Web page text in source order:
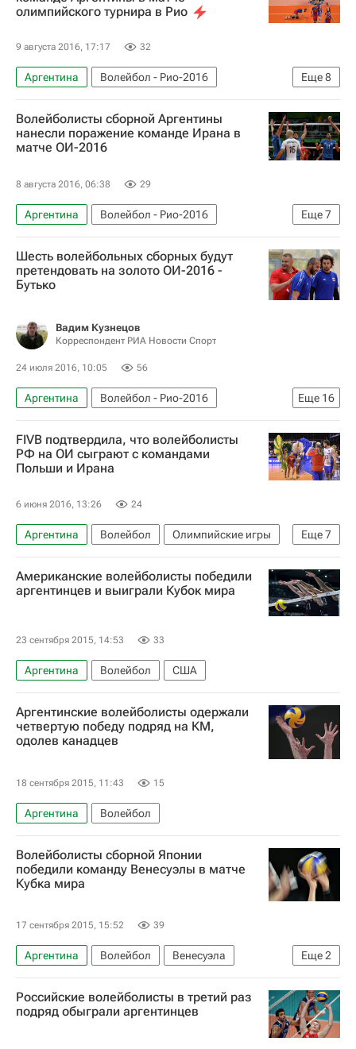
Сборная России - Рио-2016
Летние Олимпийские игры 2016
Сергей Тетюхин
олимпийского турнира в Рио
9 августа 2016, 17:17 32
Еще8
Аргентина
Волейбол - Рио-2016
Олимпийские игры
Спорт
Волейбол
Рио-2016
Новости - Рио-2016
Сборная России - Рио-2016
Волейболисты сборной Аргентины
нанесли поражение команде Ирана в
матче ОИ-2016
8 августа 2016, 06:38 29
Еще7
Аргентина
Волейбол - Рио-2016
Олимпийские игры
Спорт
Волейбол
Рио-2016
Новости - Рио-2016
Летние Олимпийские игры 2016
Шесть волейбольных сборных будут
претендовать на золото ОИ-2016 -
Бутько
Вадим Кузнецов
Корреспондент РИА Новости Спорт
24 июля 2016, 10:05 56
Еще 16
Аргентина
Волейбол - Рио-2016
Олимпийские игры
Спорт
Волейбол
Рио-2016
Новости - Рио-2016
Сборная России - Рио-2016
Иран
Польша США
Россия
Александр Бутько
FIVB подтвердила, что волейболисты
РФ на ОИ сыграют с командами
Польши и Ирана
6 июня 2016, 13:26 24
Еще7
Аргентина Волейбол
Олимпийские игры
Спорт
Международная федерация волейбола (FIVB)
Американские волейболисты победили
аргентинцев и выиграли Кубок мира
23 сентября 2015, 14:53 33
Аргентина Волейбол США
Аргентинские волейболисты одержали
четвертую победу подряд на КМ,
одолев канадцев
18 сентября 2015, 11:43 15
Аргентина Волейбол
Волейболисты сборной Японии
победили команду Венесуэлы в матче
Кубка мира
17 сентября 2015, 15:52 39
Еще2
Аргентина Волейбол
Венесуэла
Австралия
Япония
Российские волейболисты в третий раз
подряд обыграли аргентинцев